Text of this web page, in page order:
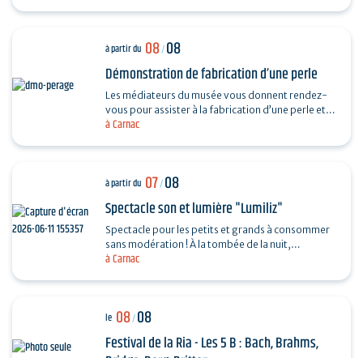
à Carnac
à partir du 08/08
Démonstration de fabrication d’une perle
Les médiateurs du musée vous donnent rendez-
vous pour assister à la fabrication d’une perle et
vous dévoiler les techniques ingénieuses…
à Carnac
à partir du 07/08
Spectacle son et lumière "Lumiliz"
Spectacle pour les petits et grands à consommer
sans modération ! À la tombée de la nuit,
découvrez un spectacle de projections
le 08/08
Festival de la Ria - Les 5 B : Bach, Brahms,